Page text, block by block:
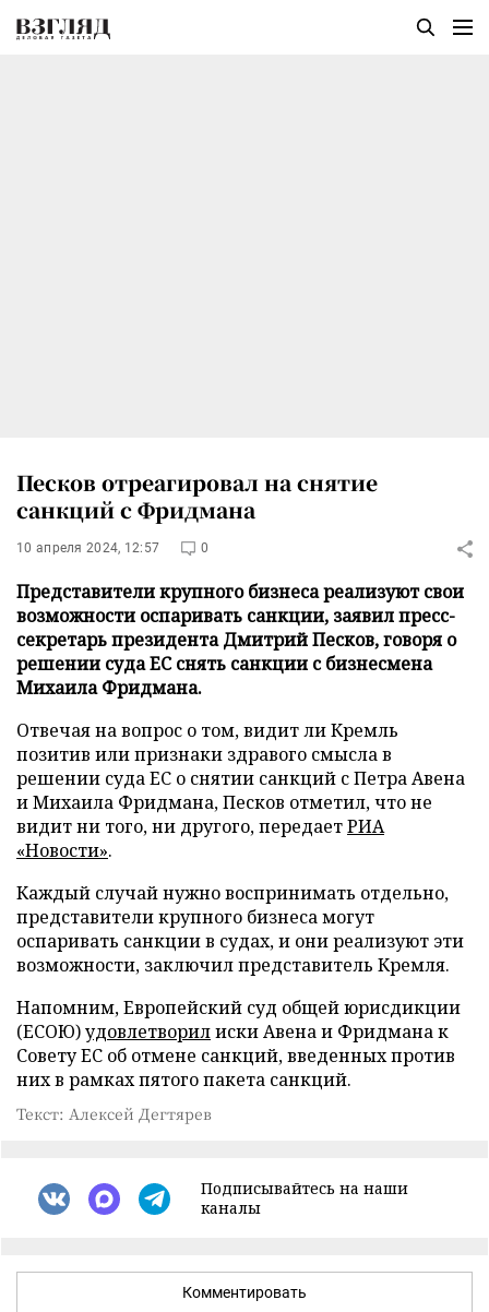
Песков отреагировал на снятие
санкций с Фридмана
10 апреля 2024, 12:57 0
Представители крупного бизнеса реализуют свои
возможности оспаривать санкции, заявил пресс-
секретарь президента Дмитрий Песков, говоря о
решении суда ЕС снять санкции с бизнесмена
Михаила Фридмана.
Отвечая на вопрос о том, видит ли Кремль
позитив или признаки здравого смысла в
решении суда ЕС о снятии санкций с Петра Авена
и Михаила Фридмана, Песков отметил, что не
видит ни того, ни другого, передаетРИА
«Новости».
Каждый случай нужно воспринимать отдельно,
представители крупного бизнеса могут
оспаривать санкции в судах, и они реализуют эти
возможности, заключил представитель Кремля.
Напомним, Европейский суд общей юрисдикции
(ЕСОЮ)удовлетворилиски Авена и Фридмана к
Совету ЕС об отмене санкций, введенных против
них в рамках пятого пакета санкций.
Текст: Алексей Дегтярев
Подписывайтесь на наши
каналы
Комментировать